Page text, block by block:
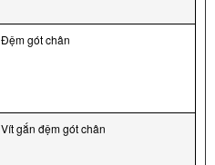
Đệm gót chân
Vít gắn đệm gót chân